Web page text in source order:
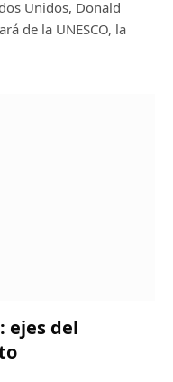
Unidos, Donald
de la UNESCO, la
ejes del